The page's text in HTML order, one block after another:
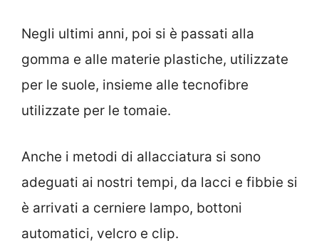
Negli ultimi anni, poi si è passati alla
gomma e alle materie plastiche, utilizzate
per le suole, insieme alle tecnofibre
utilizzate per le tomaie.
Anche i metodi di allacciatura si sono
adeguati ai nostri tempi, da lacci e fibbie si
è arrivati a cerniere lampo, bottoni
automatici, velcro e clip.